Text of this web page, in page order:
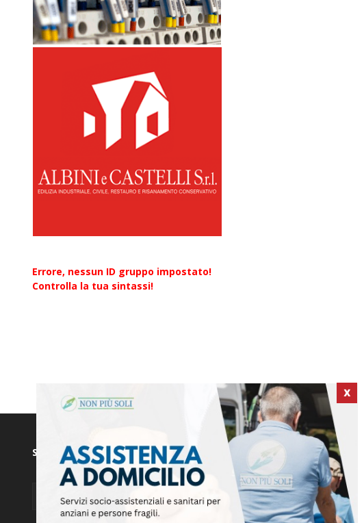
Errore, nessun ID gruppo impostato!
Controlla la tua sintassi!
X
SEGUICI